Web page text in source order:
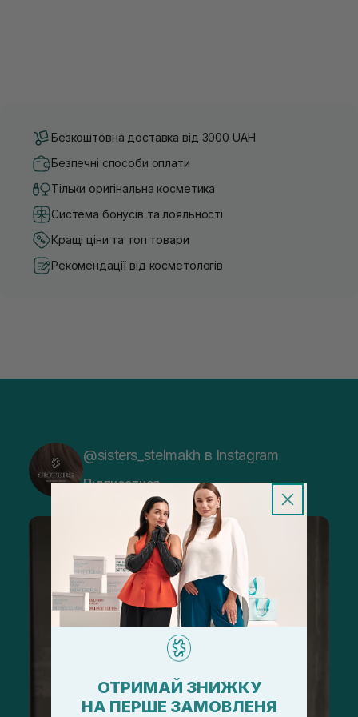
Безкоштовна доставка від 3000 UAH
Безпечні способи оплати
Тільки оригінальна косметика
Система бонусів та лояльності
Кращі ціни та топ товари
Рекомендації від косметологів
@sisters_stelmakh в Instagram
Підписатися
ОТРИМАЙ ЗНИЖКУ
НА ПЕРШЕ ЗАМОВЛЕНЯ